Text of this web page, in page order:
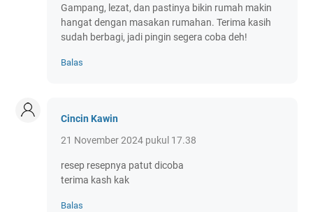
Gampang, lezat, dan pastinya bikin rumah makin
hangat dengan masakan rumahan. Terima kasih
sudah berbagi, jadi pingin segera coba deh!
Balas
Cincin Kawin
21 November 2024 pukul 17.38
resep resepnya patut dicoba
terima kash kak
Balas